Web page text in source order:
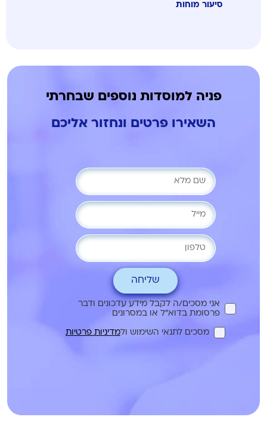
סיעור מוחות
פניה למוסדות נוספים שבחרתי
השאירו פרטים ונחזור אליכם
שליחה
אני מסכים/ה לקבל מידע עדכונים ודבר
פרסומת בדוא"ל או במסרונים
מסכים לתנאי השימוש ולמדיניות פרטיות